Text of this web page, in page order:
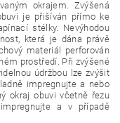
okrajem. Zvýšená
je přišíván přímo ke
stélky. Nevýhodou
která je dána právě
materiál perforován
prostředí. Při zvýšené
údržbou lze zvýšit
impregnujte a nebo
okraj obuvi včetně řezu
a v případě